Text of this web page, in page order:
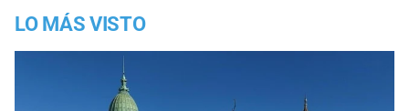
LO MÁS VISTO